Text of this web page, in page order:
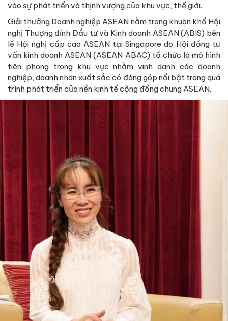
vào sự phát triển và thịnh vượng của khu vực, thế giới.
Giải thưởng Doanh nghiệp ASEAN nằm trong khuôn khổ Hội
nghị Thượng đỉnh Đầu tư và Kinh doanh ASEAN (ABIS) bên
lề Hội nghị cấp cao ASEAN tại Singapore do Hội đồng tư
vấn kinh doanh ASEAN (ASEAN ABAC) tổ chức là mô hình
tiên phong trong khu vực nhằm vinh danh các doanh
nghiệp, doanh nhân xuất sắc có đóng góp nổi bật trong quá
trình phát triển của nền kinh tế cộng đồng chung ASEAN.